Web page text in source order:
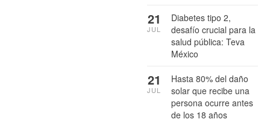
Diabetes tipo 2,
desafío crucial para la
salud pública: Teva
México
21
JUL
Hasta 80% del daño
solar que recibe una
persona ocurre antes
de los 18 años
21
JUL